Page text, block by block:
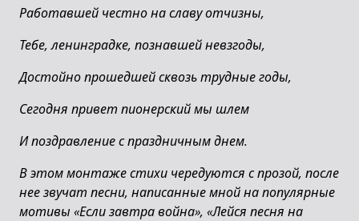
Работавшей честно на славу отчизны,
Тебе, ленинградке, познавшей невзгоды,
Достойно прошедшей сквозь трудные годы,
Сегодня привет пионерский мы шлем
И поздравление с праздничным днем.
В этом монтаже стихи чередуются с прозой, после
нее звучат песни, написанные мной на популярные
мотивы «Если завтра война», «Лейся песня на